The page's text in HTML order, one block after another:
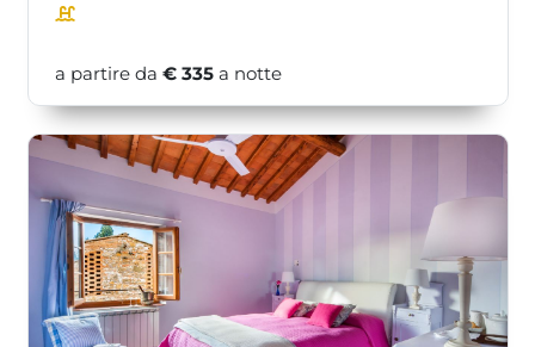
a partire da € 335 a notte
<< >>